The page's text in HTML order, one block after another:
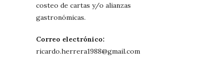
costeo de cartas y/o alianzas
gastronómicas.
Correo electrónico:
ricardo.herrera1988@gmail.com